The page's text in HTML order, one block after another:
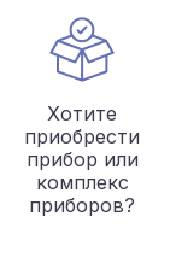
Хотите
приобрести
прибор или
комплекс
приборов?